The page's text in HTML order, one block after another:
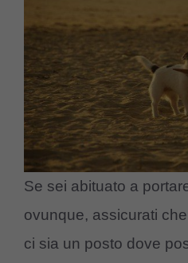
Se sei abituato a
ovunque, assicurati
ci sia un posto dove